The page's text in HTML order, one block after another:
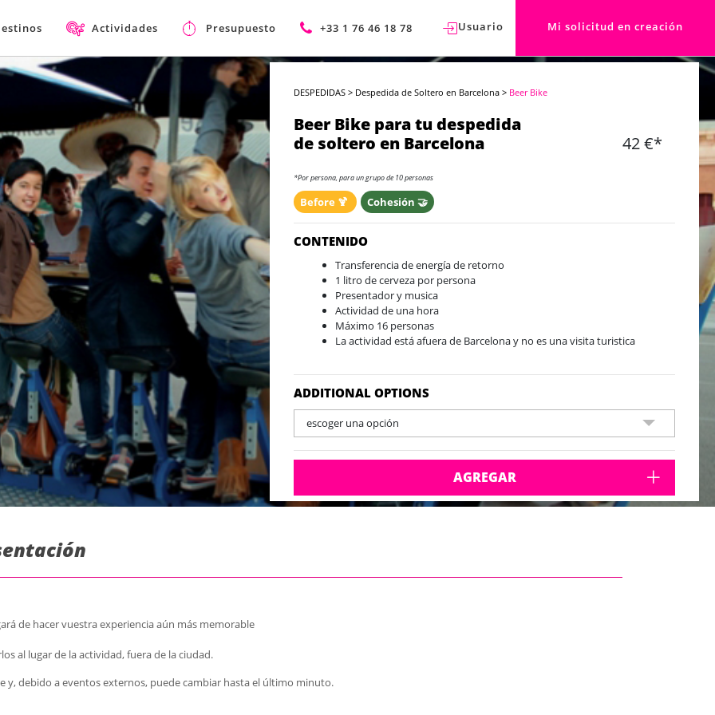
Actividades Presupuesto +33 1 76 46 18 78 Usuario Mi solicitud en creación
DESPEDIDAS > Despedida de Soltero en Barcelona > Beer Bike
Beer Bike para tu despedida
de soltero en Barcelona
42 €*
*Por persona, para un grupo de 10 personas
Before 🍹 Cohesión 🤝
CONTENIDO
Transferencia de energía de retorno
1 litro de cerveza por persona
Presentador y musica
Actividad de una hora
Máximo 16 personas
La actividad está afuera de Barcelona y no es una visita turistica
ADDITIONAL OPTIONS
escoger una opción
AGREGAR
de hacer vuestra experiencia aún más memorable
al lugar de la actividad, fuera de la ciudad.
y, debido a eventos externos, puede cambiar hasta el último minuto.